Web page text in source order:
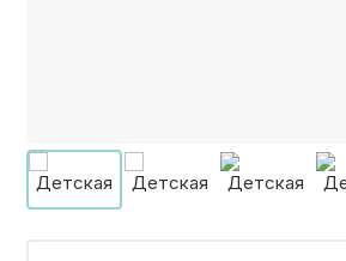
О ФАБРИКЕ